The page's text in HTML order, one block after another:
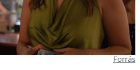
Forrás